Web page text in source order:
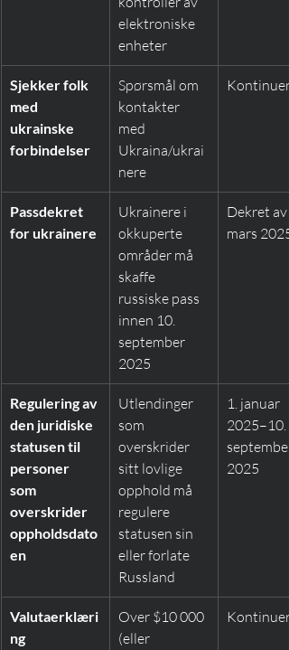
elektroniske
enheter
Sjekker folk
med
ukrainske
forbindelser
Spørsmål om
kontakter
med
Ukraina/ukrai
nere
Passdekret
for ukrainere
Ukrainere i
okkuperte
områder må
skaffe
russiske pass
innen 10.
september
2025
Dekret av
mars 2025
Regulering av
den juridiske
statusen til
personer
som
overskrider
oppholdsdato
en
Utlendinger
som
overskrider
sitt lovlige
opphold må
regulere
statusen sin
eller forlate
Russland
1. januar
2025–10.
september
2025
Valutaerklæri
ng
Over $10 000
(eller